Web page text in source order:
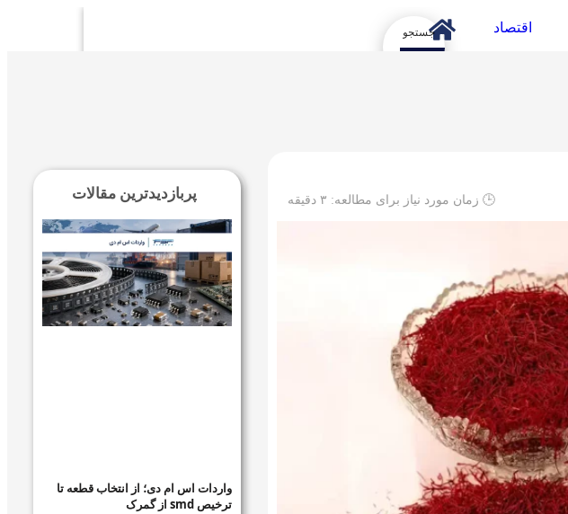
اقتصاد
🕒 زمان مورد نیاز برای مطالعه: ۳ دقیقه پربازدیدترین مقالات
واردات اس ام دی؛ از انتخاب قطعه تا
ترخیص smd از گمرک